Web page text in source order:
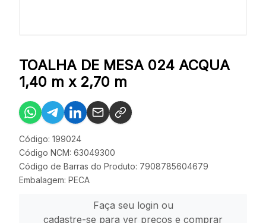
TOALHA DE MESA 024 ACQUA
1,40 m x 2,70 m
Código: 199024
Código NCM: 63049300
Código de Barras do Produto: 7908785604679
Embalagem: PECA
Faça seu login ou
cadastre-se para ver preços e comprar